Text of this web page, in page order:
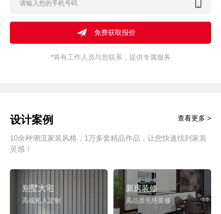
*将有工作人员与您联系，提供专属服务
设计案例
10余种潮流家装风格，1万多套精品作品，让您快速找到家装
灵感！
查看更多 >
别墅大宅
高端私人定制
新房装修
高品质毛坯装修